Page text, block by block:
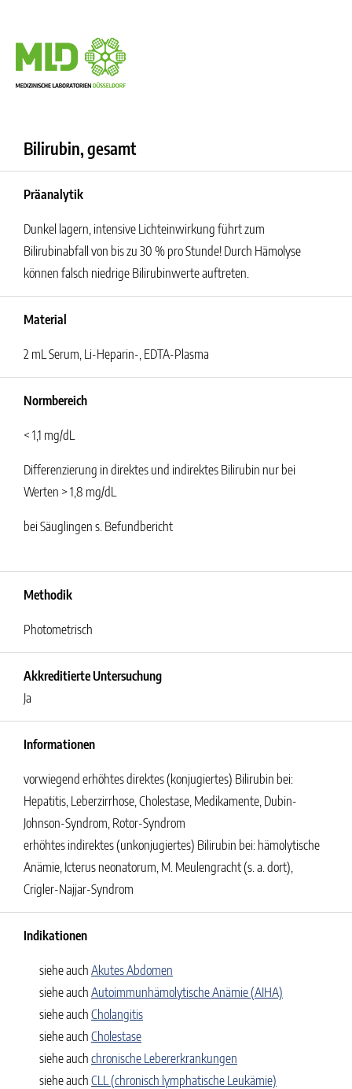
Bilirubin, gesamt
Präanalytik
Dunkel lagern, intensive Lichteinwirkung führt zum
Bilirubinabfall von bis zu 30 % pro Stunde! Durch Hämolyse
können falsch niedrige Bilirubinwerte auftreten.
Material
2 mL Serum, Li-Heparin-, EDTA-Plasma
Normbereich
< 1,1 mg/dL
Differenzierung in direktes und indirektes Bilirubin nur bei
Werten > 1,8 mg/dL
bei Säuglingen s. Befundbericht
Methodik
Photometrisch
Akkreditierte Untersuchung
Ja
Informationen
vorwiegend erhöhtes direktes (konjugiertes) Bilirubin bei:
Hepatitis, Leberzirrhose, Cholestase, Medikamente, Dubin-
Johnson-Syndrom, Rotor-Syndrom
erhöhtes indirektes (unkonjugiertes) Bilirubin bei: hämolytische
Anämie, Icterus neonatorum, M. Meulengracht (s. a. dort),
Crigler-Najjar-Syndrom
Indikationen
siehe auch Akutes Abdomen
siehe auch Autoimmunhämolytische Anämie (AIHA)
siehe auch Cholangitis
siehe auch Cholestase
siehe auch chronische Lebererkrankungen
siehe auch CLL (chronisch lymphatische Leukämie)